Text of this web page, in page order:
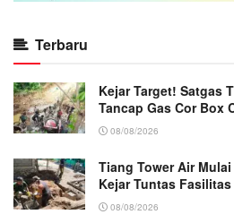
Terbaru
Kejar Target! Satgas
Tancap Gas Cor Box
08/08/2026
Tiang Tower Air
Kejar Tuntas
08/08/2026